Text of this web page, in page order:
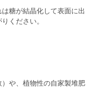
糖が結晶化して表面に出
ください。
や、植物性の自家製堆肥